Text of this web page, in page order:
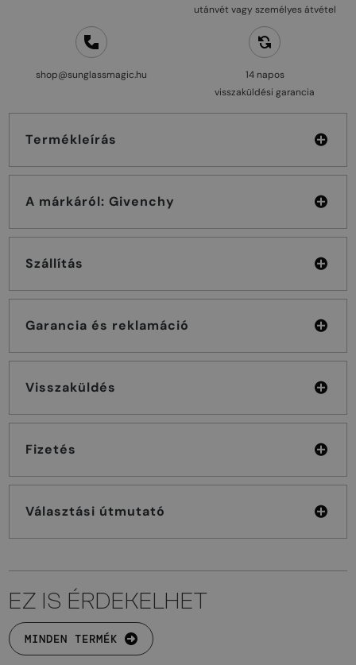
utánvét vagy személyes átvétel
shop@sunglassmagic.hu
14 napos
visszaküldési garancia
Termékleírás
A márkáról: Givenchy
Szállítás
Garancia és reklamáció
Visszaküldés
Fizetés
Választási útmutató
EZ IS ÉRDEKELHET
MINDEN TERMÉK